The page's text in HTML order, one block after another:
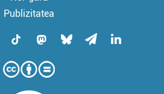
Publizitatea